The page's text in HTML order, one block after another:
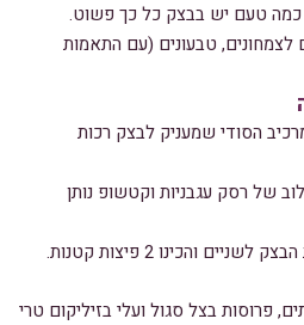
כמה טעם יש בבצק כל כך פשוט.
לצמחונים, טבעונים (עם התאמות
הסודי שמעניק לבצק רכות
של רסק עגבניות וקטשופ נותן
והכינו 2 פיצות קטנות.
פרוסות בצל סגול ועלי בזיליקום טרי